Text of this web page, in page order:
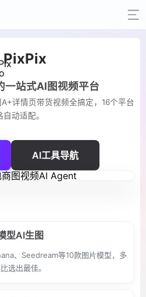
PixPix
一站式AI图视频平台
详情页带货视频全搞定，16个平台
自动适配。
AI工具导航
型AI生图
、Seedream等10款图片模型，多
选出最佳。